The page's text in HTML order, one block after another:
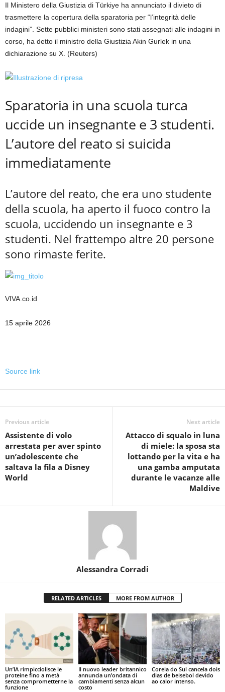
Il Ministero della Giustizia di Türkiye ha annunciato il divieto di
trasmettere la copertura della sparatoria per “l’integrità delle
indagini”. Sette pubblici ministeri sono stati assegnati alle indagini in
corso, ha detto il ministro della Giustizia Akin Gurlek in una
dichiarazione su X. (Reuters)
Sparatoria in una scuola turca
uccide un insegnante e 3 studenti.
L’autore del reato si suicida
immediatamente
L’autore del reato, che era uno studente
della scuola, ha aperto il fuoco contro la
scuola, uccidendo un insegnante e 3
studenti. Nel frattempo altre 20 persone
sono rimaste ferite.
VIVA.co.id
15 aprile 2026
Source link
Previous article
Assistente di volo
arrestata per aver spinto
un’adolescente che
saltava la fila a Disney
World
Next article
Attacco di squalo in luna
di miele: la sposa sta
lottando per la vita e ha
una gamba amputata
durante le vacanze alle
Maldive
Alessandra Corradi
RELATED ARTICLES MORE FROM AUTHOR
Un’IA rimpicciolisce le
proteine fino a metà
senza comprometterne la
funzione
Il nuovo leader britannico
annuncia un’ondata di
cambiamenti senza alcun
costo
Coreia do Sul cancela dois
dias de beisebol devido
ao calor intenso.